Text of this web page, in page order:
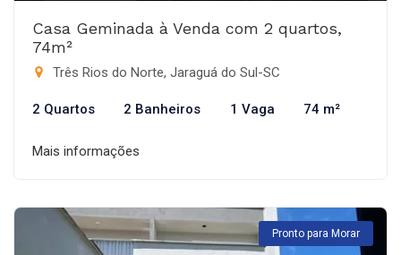
Casa Geminada à Venda com 2 quartos,
74m²
Três Rios do Norte, Jaraguá do Sul-SC
2 Quartos 2 Banheiros 1 Vaga 74 m²
Mais informações
Pronto para Morar